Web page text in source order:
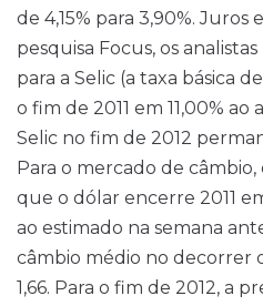
de 4,15% para 3,90%.
pesquisa Focus, os
para a Selic (a taxa básica
o fim de 2011 em 11,00% ao
Selic no fim de 2012
Para o mercado de câmbio,
que o dólar encerre 2011
ao estimado na semana
câmbio médio no decorrer
1,66. Para o fim de 2012, a